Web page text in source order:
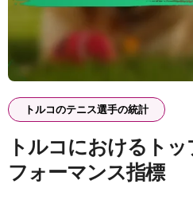
トルコのテニス選手の統計
トルコにおけるト
フォーマンス指標